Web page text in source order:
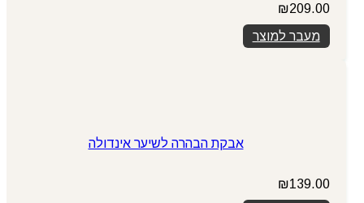
₪209.00
מעבר למוצר
אבקת הבהרה לשיער אינדולה
₪139.00